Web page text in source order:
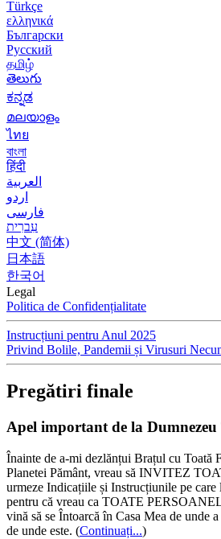
Türkçe
ελληνικά
Български
Русский
தமிழ்
తెలుగు
ಕನ್ನಡ
മലയാളം
ไทย
বাংলা
हिंदी
العربية
اردو
فارسی
עִברִית
中文 (简体)
日本語
한국어
Legal
Politica de Confidențialitate
Instrucțiuni pentru Anul 2025
Privind Bolile, Pandemii și Virusuri
Pregătiri finale
Apel important de la
Înainte de a-mi dezlănțui Brațul cu Toată
Planetei Pământ, vreau să INVITEZ
urmeze Indicațiile și Instrucțiunile pe care
pentru că vreau ca TOATE
vină să se Întoarcă în Casa Mea de unde
de unde este. (Continuați...)